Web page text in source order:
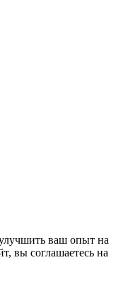
ваш опыт на
вы соглашаетесь на